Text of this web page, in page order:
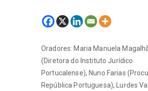
Oradores: Maria Manuela
(Diretora do Instituto Jurídico
Portucalense), Nuno Farias
República Portuguesa), Lurdes